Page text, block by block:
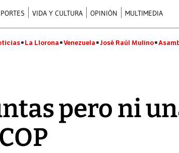
VIDA Y CULTURA OPINIÓN MULTIMEDIA
La Llorona Venezuela José Raúl Mulino
pero ni